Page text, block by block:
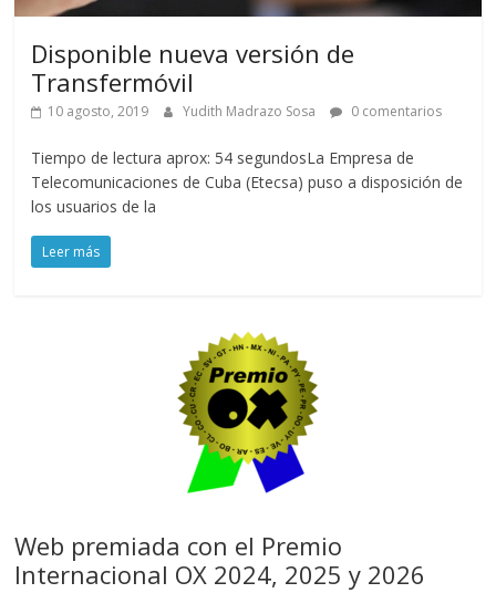
Disponible nueva versión de
Transfermóvil
10 agosto, 2019 Yudith Madrazo Sosa 0 comentarios
Tiempo de lectura aprox: 54 segundosLa Empresa de
Telecomunicaciones de Cuba (Etecsa) puso a disposición de
los usuarios de la
Leer más
Web premiada con el Premio
Internacional OX 2024, 2025 y 2026